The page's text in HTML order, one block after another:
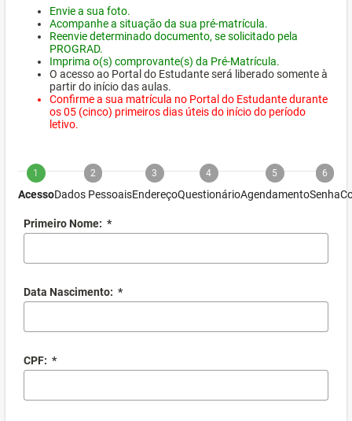
Envie a sua foto.
Acompanhe a situação da sua pré-matrícula.
Reenvie determinado documento, se solicitado pela
PROGRAD.
Imprima o(s) comprovante(s) da Pré-Matrícula.
O acesso ao Portal do Estudante será liberado somente à
partir do início das aulas.
Confirme a sua matrícula no Portal do Estudante durante
os 05 (cinco) primeiros dias úteis do início do período
letivo.
1
Acesso
2
Dados Pessoais
3
Endereço
4
Questionário
5
Agendamento
6
Senha
Primeiro Nome: *
Data Nascimento: *
CPF: *